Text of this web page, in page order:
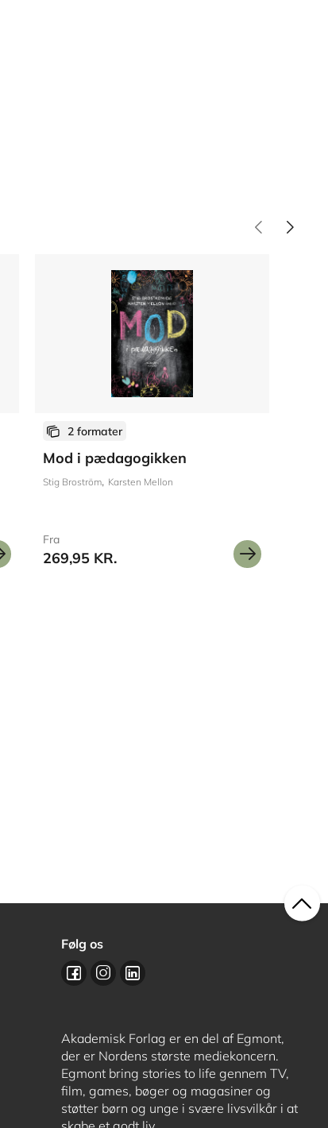
2 formater
Mod i pædagogikken
Stig Broström Karsten Mellon
Fra
269,95 KR.
Følg os
Akademisk Forlag er en del af Egmont,
der er Nordens største mediekoncern.
Egmont bring stories to life gennem TV,
film, games, bøger og magasiner og
støtter børn og unge i svære livsvilkår i at